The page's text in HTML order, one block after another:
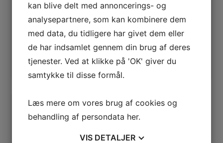
Læs mere
Tilføj til kurv
kr.
Læs mere
Tilføj til kurv
kan blive delt med annoncerings- og
analysepartnere, som kan kombinere dem
med data, du tidligere har givet dem eller
de har indsamlet gennem din brug af deres
tjenester. Ved at klikke på 'OK' giver du
samtykke til disse formål.
Læs mere om vores brug af cookies og
behandling af persondata her.
VIS DETALJER